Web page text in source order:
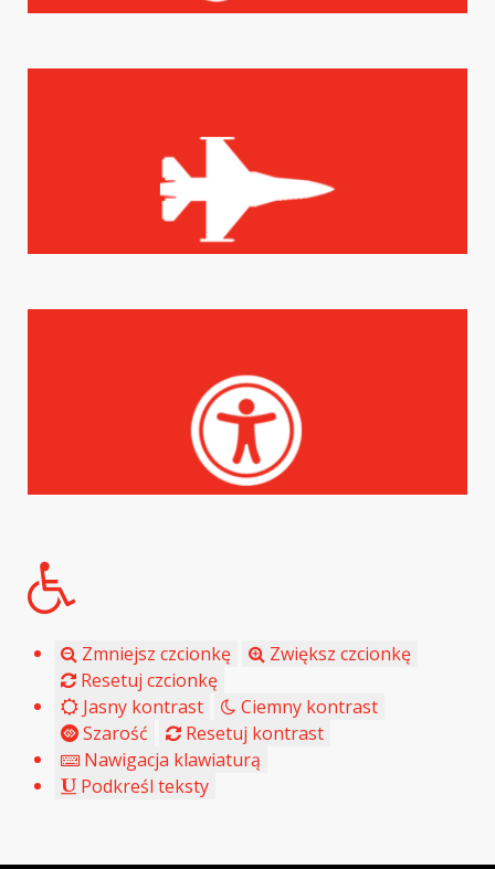
Zmniejsz czcionkę
Zwiększ czcionkę
Resetuj czcionkę
Jasny kontrast
Ciemny kontrast
Szarość
Resetuj kontrast
Nawigacja klawiaturą
Podkreśl teksty